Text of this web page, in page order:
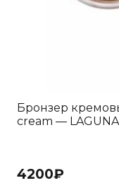
Бронзер
cream —
4200₽